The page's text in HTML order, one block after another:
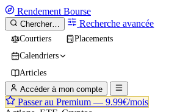
Rendement Bourse
Chercher… Recherche avancée
Courtiers
Placements
Calendriers
Articles
Accéder à mon compte
Passer au Premium — 9.99€/mois